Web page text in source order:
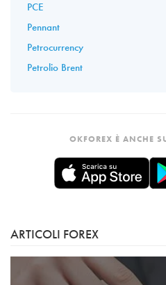
PCE
Pennant
Petrocurrency
Petrolio Brent
OKFOREX È ANCHE
ARTICOLI FOREX